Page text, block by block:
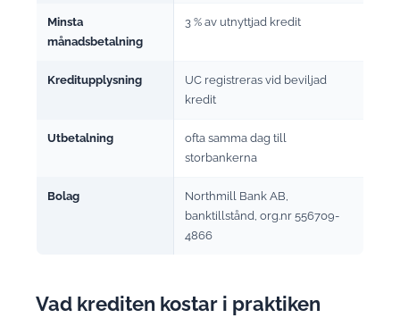
Minsta
månadsbetalning
3 % av utnyttjad kredit
Kreditupplysning
UC registreras vid beviljad
kredit
Utbetalning
ofta samma dag till
storbankerna
Bolag
Northmill Bank AB,
banktillstånd, org.nr 556709-
4866
Vad krediten kostar i praktiken